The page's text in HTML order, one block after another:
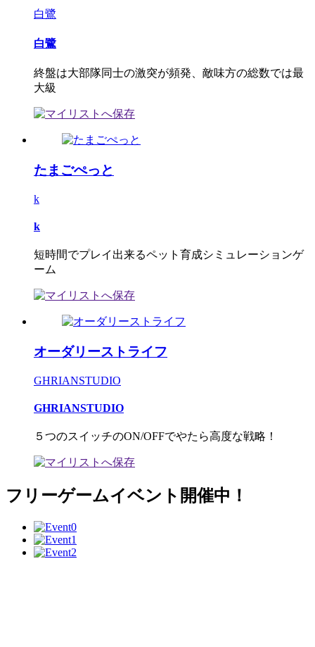
白鷺
白鷺
終盤は大部隊同士の激突が頻発、敵味方の総数では最
大級
たまごぺっと
k
k
短時間でプレイ出来るペット育成シミュレーションゲ
ーム
オーダリーストライフ
GHRIANSTUDIO
GHRIANSTUDIO
５つのスイッチのON/OFFでやたら高度な戦略！
フリーゲームイベント開催中！